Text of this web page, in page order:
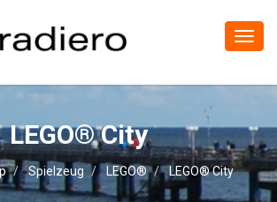
LEGO® City
Spielzeug LEGO® LEGO® City